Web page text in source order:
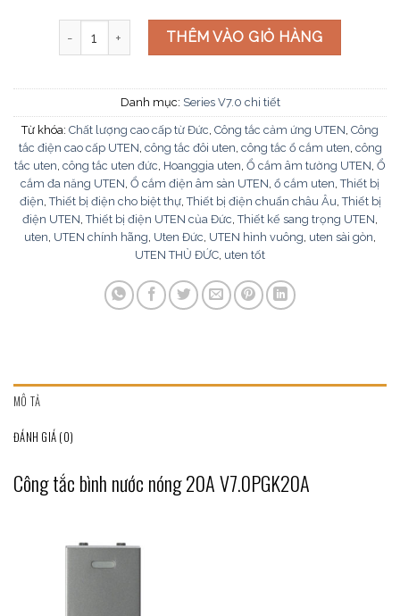
Công tắc bình nước nóng 20A V7.0PGK20A số lượng
THÊM VÀO GIỎ HÀNG
Danh mục: Series V7.0 chi tiết
Từ khóa: Chất lượng cao cấp từ Đức Công tắc cảm ứng UTEN Công
tắc điện cao cấp UTEN công tắc đôi uten công tắc ổ cắm uten công
tắc uten công tắc uten đức Hoanggia uten Ổ cắm âm tường UTEN Ổ
cắm đa năng UTEN Ổ cắm điện âm sàn UTEN ổ cắm uten ,Thiết bị
điện ,Thiết bị điện cho biệt thự,Thiết bị điện chuẩn châu Âu ,Thiết bị
điện UTEN ,Thiết bị điện UTEN của Đức ,Thiết kế sang trọng UTEN
uten UTEN chính hãng Uten Đức UTEN hình vuông uten sài gòn
UTEN THỦ ĐỨC uten tốt
MÔ TẢ
ĐÁNH GIÁ (0)
Công tắc bình nước nóng 20A V7.0PGK20A